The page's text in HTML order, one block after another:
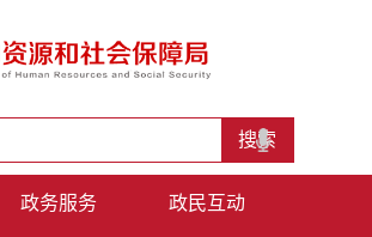
政务服务 政民互动